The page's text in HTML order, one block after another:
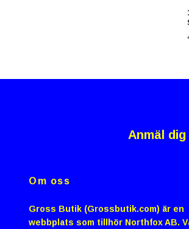
Anmäl
Om oss
Gross Butik (Grossbutik.com) är en
webbplats som tillhör Northfox AB.